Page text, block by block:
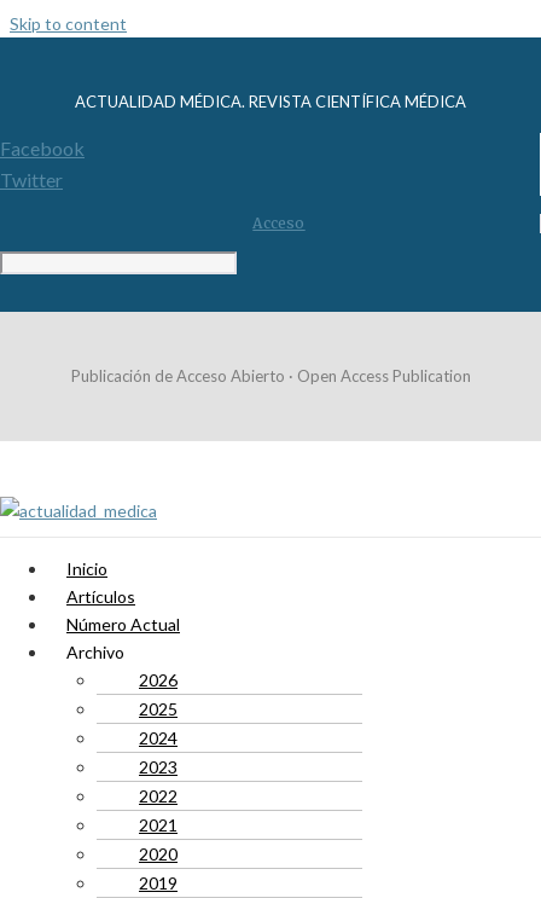
Skip to content
ACTUALIDAD MÉDICA. REVISTA CIENTÍFICA MÉDICA
Facebook
Twitter
Acceso
Publicación de Acceso Abierto · Open Access Publication
Inicio
Artículos
Número Actual
Archivo
2026
2025
2024
2023
2022
2021
2020
2019